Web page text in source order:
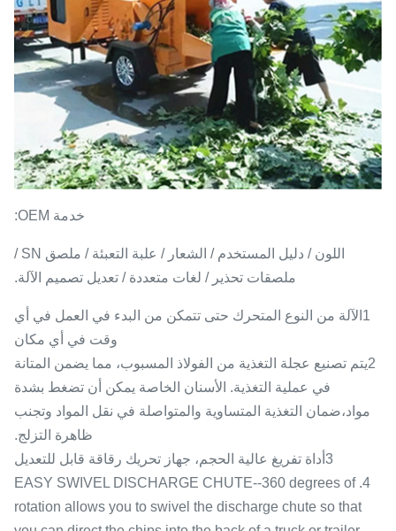
خدمة OEM:
اللون / دليل المستخدم / الشعار / علبة التعبئة / ملصق SN /
ملصقات تحذير / لغات متعددة / تعديل تصميم الآلة.
1الآلة من النوع المتحرك حتى تتمكن من البدء في العمل في أي
وقت في أي مكان
2يتم تصنيع عجلة التغذية من الفولاذ المسبوب، مما يضمن المتانة
في عملية التغذية. الأسنان الخاصة يمكن أن تضغط بشدة
مواد،ضمان التغذية المتساوية والمتواصلة في نقل المواد وتجنب
ظاهرة التزلج.
3أداة تفريغ عالية الحجم، جهاز تحريك رقاقة قابل للتعديل
4. EASY SWIVEL DISCHARGE CHUTE--360 degrees of
rotation allows you to swivel the discharge chute so that